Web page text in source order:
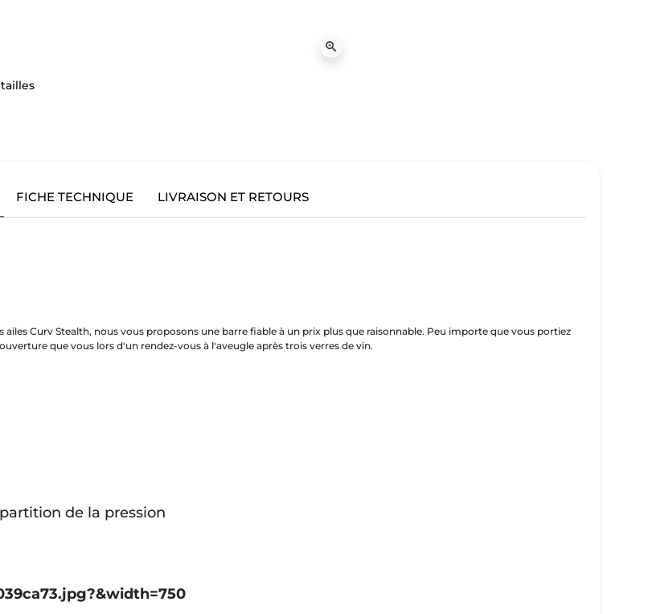
zoom_in
FICHE TECHNIQUE LIVRAISON ET RETOURS
Curv Stealth, nous vous proposons une barre fiable à un prix plus que raisonnable. Peu importe que vous portiez
que vous lors d'un rendez-vous à l'aveugle après trois verres de vin.
de la pression